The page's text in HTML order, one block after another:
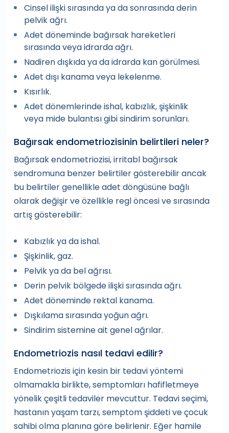
Cinsel ilişki sırasında ya da sonrasında derin
pelvik ağrı.
Adet döneminde bağırsak hareketleri
sırasında veya idrarda ağrı.
Nadiren dışkıda ya da idrarda kan görülmesi.
Adet dışı kanama veya lekelenme.
Kısırlık.
Adet dönemlerinde ishal, kabızlık, şişkinlik
veya mide bulantısı gibi sindirim sorunları.
Bağırsak endometriozisinin belirtileri neler?
Bağırsak endometriozisi, irritabl bağırsak
sendromuna benzer belirtiler gösterebilir ancak
bu belirtiler genellikle adet döngüsüne bağlı
olarak değişir ve özellikle regl öncesi ve sırasında
artış gösterebilir:
Kabızlık ya da ishal.
Şişkinlik, gaz.
Pelvik ya da bel ağrısı.
Derin pelvik bölgede ilişki sırasında ağrı.
Adet döneminde rektal kanama.
Dışkılama sırasında yoğun ağrı.
Sindirim sistemine ait genel ağrılar.
Endometriozis nasıl tedavi edilir?
Endometriozis için kesin bir tedavi yöntemi
olmamakla birlikte, semptomları hafifletmeye
yönelik çeşitli tedaviler mevcuttur. Tedavi seçimi,
hastanın yaşam tarzı, semptom şiddeti ve çocuk
sahibi olma planına göre belirlenir. Eğer hamile